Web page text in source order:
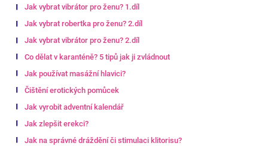
Jak vybrat vibrátor pro ženu? 1.díl
Jak vybrat robertka pro ženu? 2.díl
Jak vybrat vibrátor pro ženu? 2.díl
Co dělat v karanténě? 5 tipů jak ji zvládnout
Jak používat masážní hlavici?
Čištění erotických pomůcek
Jak vyrobit adventní kalendář
Jak zlepšit erekci?
Jak na správné dráždění či stimulaci klitorisu?